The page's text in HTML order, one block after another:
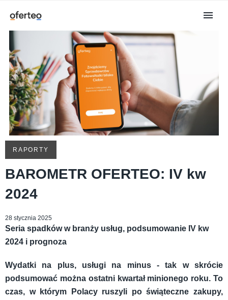
RAPORTY
BAROMETR OFERTEO: IV kw
2024
28 stycznia 2025
Seria spadków w branży usług, podsumowanie IV kw
2024 i prognoza
Wydatki na plus, usługi na minus - tak w skrócie
podsumować można ostatni kwartał minionego roku. To
czas, w którym Polacy ruszyli po świąteczne zakupy,